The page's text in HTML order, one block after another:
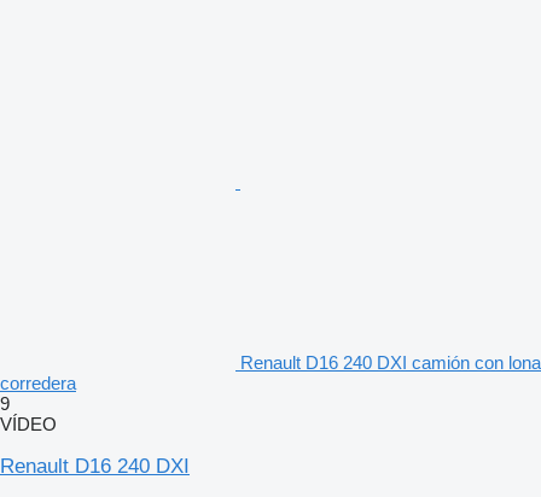
Renault D16 240 DXI camión con lona
corredera
9
VÍDEO
Renault D16 240 DXI